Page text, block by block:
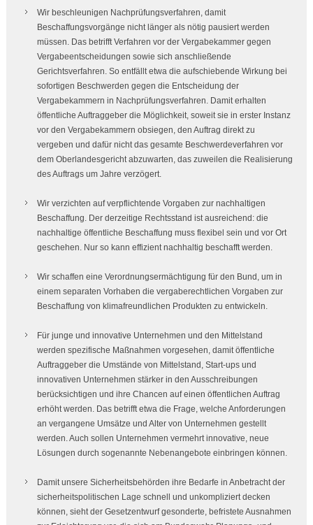
Wir beschleunigen Nachprüfungsverfahren, damit
Beschaffungsvorgänge nicht länger als nötig pausiert werden
müssen. Das betrifft Verfahren vor der Vergabekammer gegen
Vergabeentscheidungen sowie sich anschließende
Gerichtsverfahren. So entfällt etwa die aufschiebende Wirkung bei
sofortigen Beschwerden gegen die Entscheidung der
Vergabekammern in Nachprüfungsverfahren. Damit erhalten
öffentliche Auftraggeber die Möglichkeit, soweit sie in erster Instanz
vor den Vergabekammern obsiegen, den Auftrag direkt zu
vergeben und dafür nicht das gesamte Beschwerdeverfahren vor
dem Oberlandesgericht abzuwarten, das zuweilen die Realisierung
des Auftrags um Jahre verzögert.
Wir verzichten auf verpflichtende Vorgaben zur nachhaltigen
Beschaffung. Der derzeitige Rechtsstand ist ausreichend: die
nachhaltige öffentliche Beschaffung muss flexibel sein und vor Ort
geschehen. Nur so kann effizient nachhaltig beschafft werden.
Wir schaffen eine Verordnungsermächtigung für den Bund, um in
einem separaten Vorhaben die vergaberechtlichen Vorgaben zur
Beschaffung von klimafreundlichen Produkten zu entwickeln.
Für junge und innovative Unternehmen und den Mittelstand
werden spezifische Maßnahmen vorgesehen, damit öffentliche
Auftraggeber die Umstände von Mittelstand, Start-upsund
innovativen Unternehmen stärker in den Ausschreibungen
berücksichtigen und ihre Chancen auf einen öffentlichen Auftrag
erhöht werden. Das betrifft etwa die Frage, welche Anforderungen
an vergangene Umsätze und Alter von Unternehmen gestellt
werden. Auch sollen Unternehmen vermehrt innovative, neue
Lösungen durch sogenannte Nebenangebote einbringen können.
Damit unsere Sicherheitsbehörden ihre Bedarfe in Anbetracht der
sicherheitspolitischen Lage schnell und unkompliziert decken
können, sieht der Gesetzentwurf gesonderte, befristete Ausnahmen